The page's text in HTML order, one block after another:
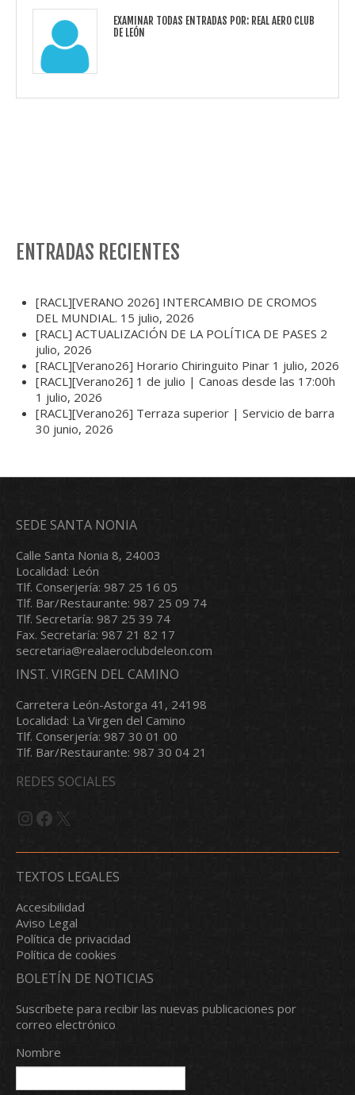
EXAMINAR TODAS ENTRADAS POR: REAL AERO CLUB
DE LEÓN
ENTRADAS RECIENTES
[RACL][VERANO 2026] INTERCAMBIO DE CROMOS
DEL MUNDIAL. 15 julio, 2026
[RACL] ACTUALIZACIÓN DE LA POLÍTICA DE PASES 2
julio, 2026
[RACL][Verano26] Horario Chiringuito Pinar 1 julio, 2026
[RACL][Verano26] 1 de julio | Canoas desde las 17:00h
1 julio, 2026
[RACL][Verano26] Terraza superior | Servicio de barra
30 junio, 2026
SEDE SANTA NONIA
Calle Santa Nonia 8, 24003
Localidad: León
Tlf. Conserjería: 987 25 16 05
Tlf. Bar/Restaurante: 987 25 09 74
Tlf. Secretaría: 987 25 39 74
Fax. Secretaría: 987 21 82 17
secretaria@realaeroclubdeleon.com
INST. VIRGEN DEL CAMINO
Carretera León-Astorga 41, 24198
Localidad: La Virgen del Camino
Tlf. Conserjería: 987 30 01 00
Tlf. Bar/Restaurante: 987 30 04 21
REDES SOCIALES
Instagram
Facebook
X
TEXTOS LEGALES
Accesibilidad
Aviso Legal
Política de privacidad
Política de cookies
BOLETÍN DE NOTICIAS
Suscríbete para recibir las nuevas publicaciones por
correo electrónico
Nombre